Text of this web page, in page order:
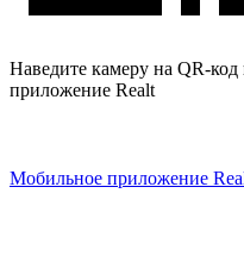
Наведите камеру на QR-код
приложение Realt
Мобильное приложение